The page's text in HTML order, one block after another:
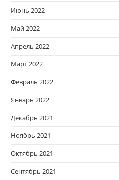
Июнь 2022
Май 2022
Апрель 2022
Март 2022
Февраль 2022
Январь 2022
Декабрь 2021
Ноябрь 2021
Октябрь 2021
Сентябрь 2021